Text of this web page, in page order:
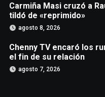
Carmiña Masi cruzó a
tildó de «reprimido»
agosto 8, 2026
Chenny TV encaró los
el fin de su relación
agosto 7, 2026